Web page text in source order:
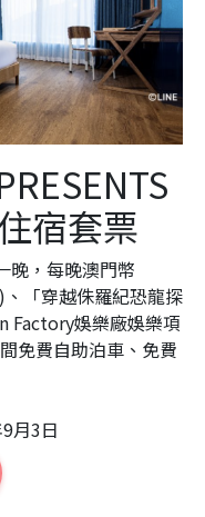
宿套票
晚，每晚澳門幣
「穿越侏羅紀恐龍探
Factory娛樂廠娛樂項
免費自助泊車、免費
月3日